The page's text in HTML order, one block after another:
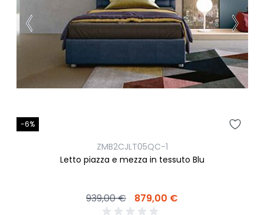
-6%
ZMB2CJLT05QC-1
Letto piazza e mezza in tessuto Blu
939,00 € 879,00 €